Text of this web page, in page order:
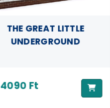
THE GREAT LITTLE
UNDERGROUND
4090 Ft